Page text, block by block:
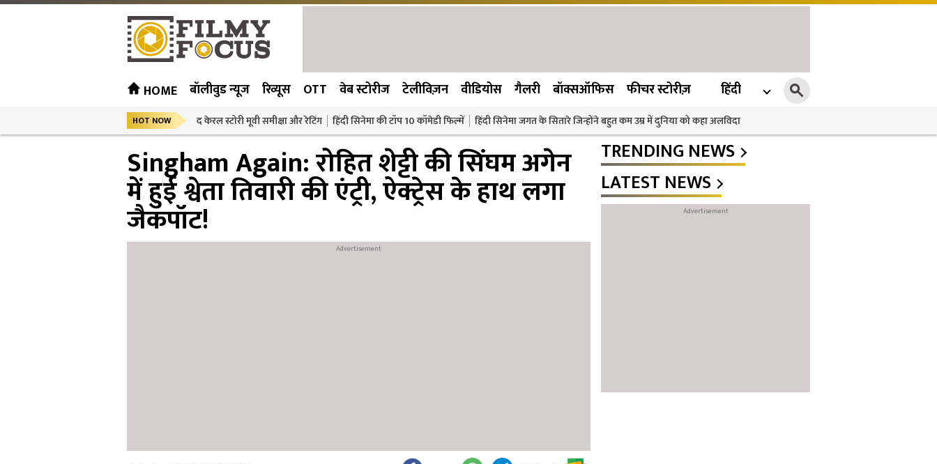
HOME बॉलीवुड न्यूज रिव्यूस OTT वेब स्टोरीज टेलीविज़न वीडियोस गैलरी बॉक्सऑफिस फीचर स्टोरीज़ हिंदी
HOT NOW द केरल स्टोरी मूवी समीक्षा और रेटिंग हिंदी सिनेमा की टॉप 10 कॉमेडी फिल्में हिंदी सिनेमा जगत के सितारे जिन्होंने बहुत कम उम्र में दुनिया को कहा अलविदा
Singham Again: रोहित शेट्टी की सिंघम अगेन
में हुई श्वेता तिवारी की एंट्री, ऐक्ट्रेस के हाथ लगा
जैकपॉट!
TRENDING NEWS
LATEST NEWS